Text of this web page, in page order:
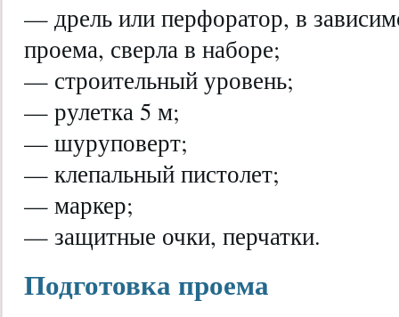
— дрель или перфоратор, в
проема, сверла в наборе;
— строительный уровень;
— рулетка 5 м;
— шуруповерт;
— клепальный пистолет;
— маркер;
— защитные очки, перчатки.
Подготовка проема